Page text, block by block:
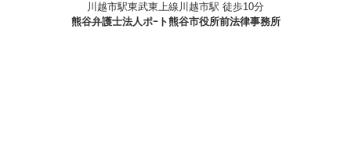
川越市駅東武東上線川越市駅 徒歩10分
熊谷弁護士法人ポｰト熊谷市役所前法律事務所